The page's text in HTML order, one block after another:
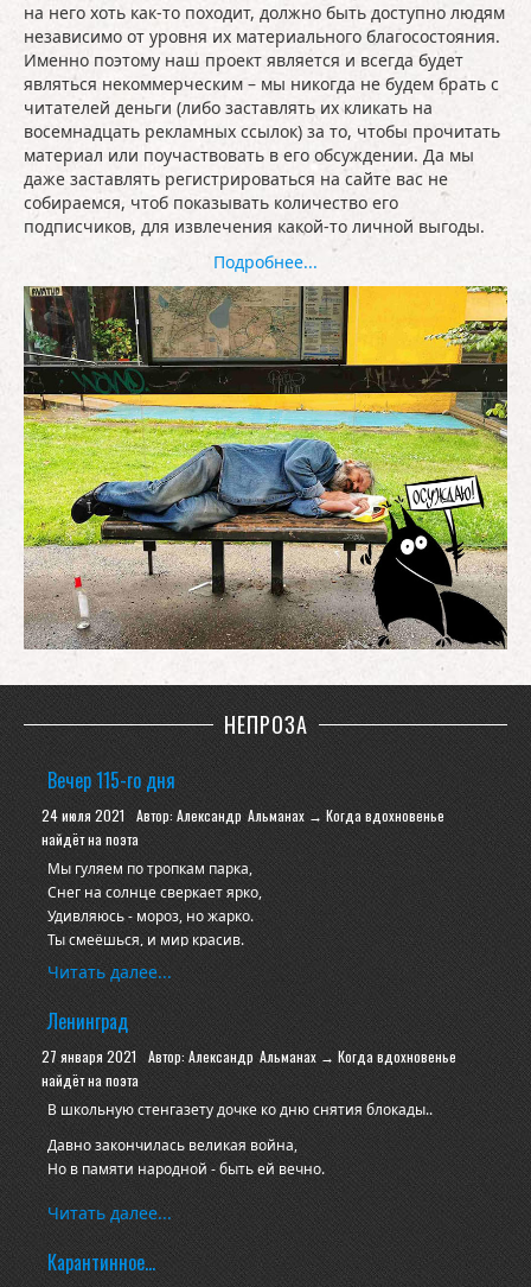
на него хоть как-то походит, должно быть доступно людям
независимо от уровня их материального благосостояния.
Именно поэтому наш проект является и всегда будет
являться некоммерческим – мы никогда не будем брать с
читателей деньги (либо заставлять их кликать на
восемнадцать рекламных ссылок) за то, чтобы прочитать
материал или поучаствовать в его обсуждении. Да мы
даже заставлять регистрироваться на сайте вас не
собираемся, чтоб показывать количество его
подписчиков, для извлечения какой-то личной выгоды.
Подробнее...
НЕПРОЗА
Вечер 115-го дня
24 июля 2021 Автор: Александр Альманах → Когда вдохновенье
найдёт на поэта
Мы гуляем по тропкам парка,
Снег на солнце сверкает ярко,
Удивляюсь - мороз, но жарко.
Ты смеёшься, и мир красив.
Читать далее...
Ленинград
27 января 2021 Автор: Александр Альманах → Когда вдохновенье
найдёт на поэта
В школьную стенгазету дочке ко дню снятия блокады..
Давно закончилась великая война,
Но в памяти народной - быть ей вечно.
Лишь на пределе сил смогла страна
Остановить каток бесчеловечный.
Читать далее...
Карантинное...